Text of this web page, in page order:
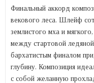
Финальный аккорд
векового леса. Шлейф
землистого мха и
между стартовой
бархатистым финалом
глубину. Композиция
с собой желанную